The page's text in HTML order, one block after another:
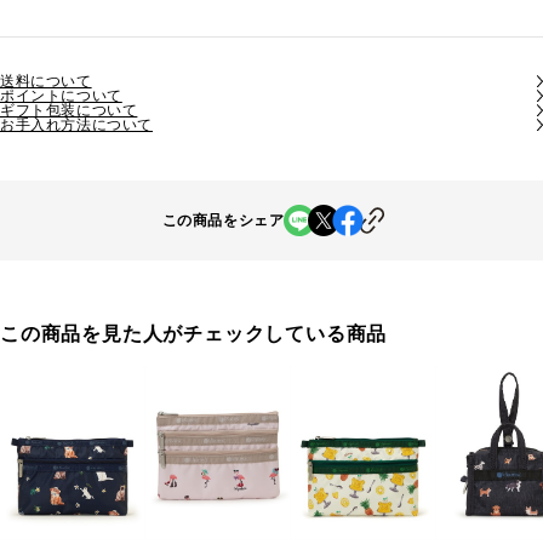
送料について
ポイントについて
ギフト包装について
お手入れ方法について
この商品をシェア
この商品を見た人がチェックしている商品